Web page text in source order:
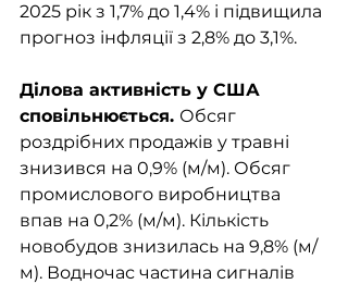
2025 рік з 1,7% до 1,4% і підвищила
прогноз інфляції з 2,8% до 3,1%.
Ділова активність у США
сповільнюється. Обсяг
роздрібних продажів у травні
знизився на 0,9% (м/м). Обсяг
промислового виробництва
впав на 0,2% (м/м). Кількість
новобудов знизилась на 9,8% (м/
м). Водночас частина сигналів